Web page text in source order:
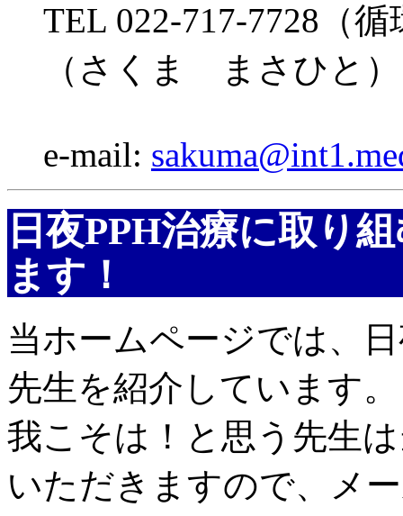
TEL 022-717-7728（
（さくま まさひと）
e-mail:
日夜PPH治療に取り
ます！
当ホームページでは、
先生を紹介しています。
我こそは！と思う先生
いただきますので、メ